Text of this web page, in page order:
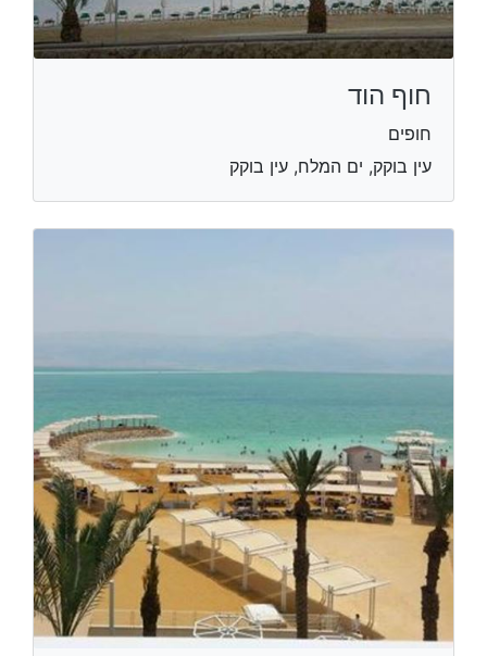
חוף הוד
חופים
עין בוקק, ים המלח, עין בוקק